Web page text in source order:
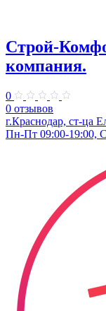
Строй-
компания.
0
0 отзывов
г.Краснодар, ст-ца
Пн-Пт 09:00-19:00,